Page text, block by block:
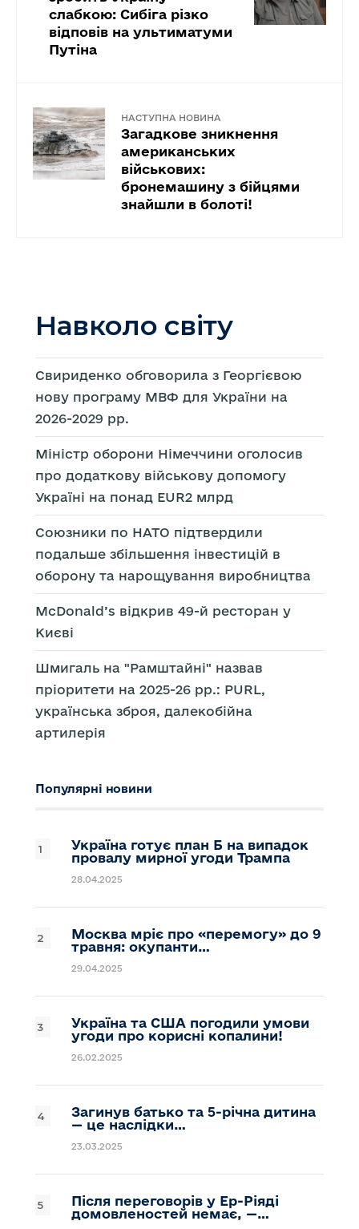
слабкою: Сибіга різко
відповів на ультиматуми
Путіна
НАСТУПНА НОВИНА
Загадкове зникнення
американських
військових:
бронемашину з бійцями
знайшли в болоті!
Навколо світу
Свириденко обговорила з Георгієвою
нову програму МВФ для України на
2026-2029 рр.
Міністр оборони Німеччини оголосив
про додаткову військову допомогу
Україні на понад EUR2 млрд
Союзники по НАТО підтвердили
подальше збільшення інвестицій в
оборону та нарощування виробництва
McDonald’s відкрив 49-й ресторан у
Києві
Шмигаль на "Рамштайні" назвав
пріоритети на 2025-26 рр.: PURL,
українська зброя, далекобійна
артилерія
Популярні новини
Україна готує план Б на випадок
провалу мирної угоди Трампа
28.04.2025
Москва мріє про «перемогу» до 9
травня: окупанти…
29.04.2025
Україна та США погодили умови
угоди про корисні копалини!
26.02.2025
Загинув батько та 5-річна дитина
— це наслідки…
23.03.2025
Після переговорів у Ер-Ріяді
домовленостей немає, —…